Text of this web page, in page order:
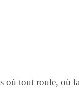
où tout roule, où